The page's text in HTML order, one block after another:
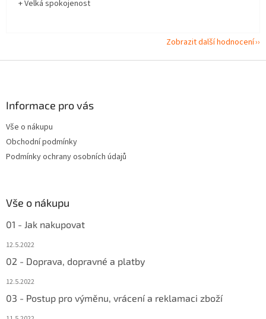
+ Velká spokojenost
Zobrazit další hodnocení
Informace pro vás
Vše o nákupu
Obchodní podmínky
Podmínky ochrany osobních údajů
Vše o nákupu
01 - Jak nakupovat
12.5.2022
02 - Doprava, dopravné a platby
12.5.2022
03 - Postup pro výměnu, vrácení a reklamaci zboží